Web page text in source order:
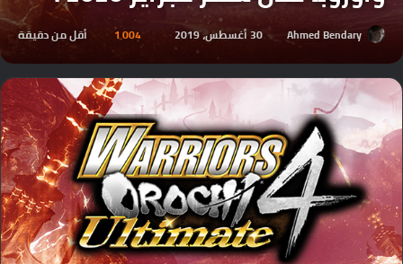
Ahmed Bendary 30 أغسطس، 2019 1٬004 أقل من دقيقة